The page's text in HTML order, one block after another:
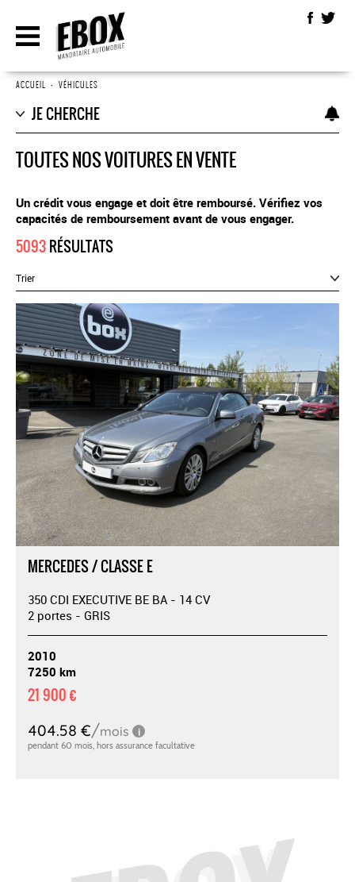
ACCUEIL • VÉHICULES
JE CHERCHE
TOUTES NOS VOITURES EN VENTE
Un crédit vous engage et doit être remboursé. Vérifiez vos
capacités de remboursement avant de vous engager.
5093RÉSULTATS
Trier
MERCEDES / CLASSE E
350 CDI EXECUTIVE BE BA - 14 CV
2 portes - GRIS
2010
7250 km
21 900 €